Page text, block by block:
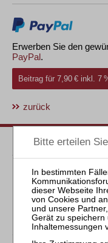
Erwerben Sie den
PayPal.
Beitrag für 7,90 € inkl. 7
zurück
Passende
Krüger / Ehl
Leasing in Krise und
Insolvenz des
Leasingnehmers
Steinhauser